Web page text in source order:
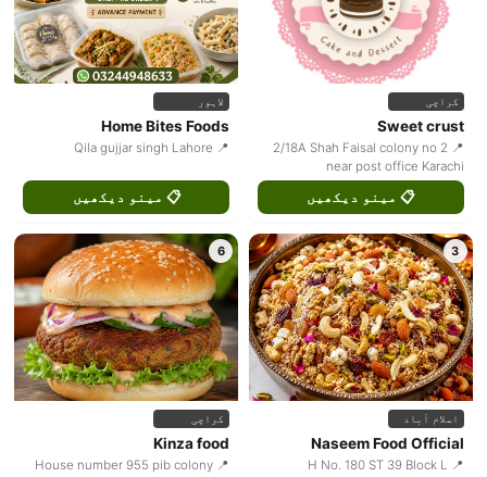
کراچی
Sweet crust
📍 2/18A Shah Faisal colony no 2
near post office Karachi
📋 مینو دیکھیں
لاہور
Home Bites Foods
📍 Qila gujjar singh Lahore
📋 مینو دیکھیں
3
اسلام آباد
Naseem Food Official
📍 H No. 180 ST 39 Block L
6
کراچی
Kinza food
📍 House number 955 pib colony